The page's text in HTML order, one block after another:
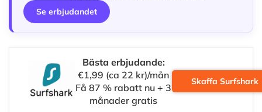
Se erbjudandet
Bästa erbjudande:
€1,99 (ca 22 kr)/mån
Få 87 % rabatt nu + 3
månader gratis
Skaffa Surfshark